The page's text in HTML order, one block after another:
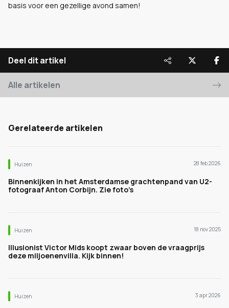
basis voor een gezellige avond samen!
Deel dit artikel
Alle artikelen
Gerelateerde artikelen
Huizen 28 feb 2026
Binnenkijken in het Amsterdamse grachtenpand van U2-
fotograaf Anton Corbijn. Zie foto’s
Huizen 18 nov 2025
Illusionist Victor Mids koopt zwaar boven de vraagprijs
deze miljoenenvilla. Kijk binnen!
Huizen 3 apr 2026